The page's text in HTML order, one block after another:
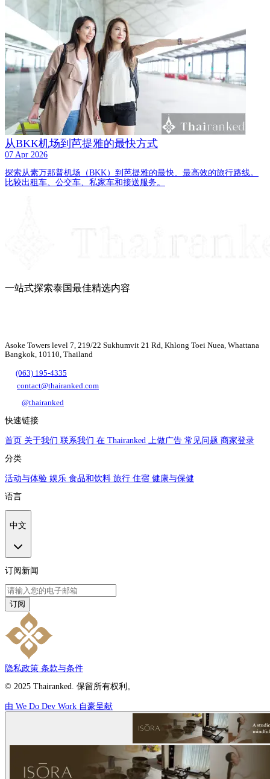
从BKK机场到芭提雅的最快方式
07 Apr 2026
探索从素万那普机场（BKK）到芭提雅的最快、最高效的旅行路线。
比较出租车、公交车、私家车和接送服务。
一站式探索泰国最佳精选内容
Asoke Towers level 7, 219/22 Sukhumvit 21 Rd, Khlong Toei Nuea, Whattana
Bangkok, 10110, Thailand
(063) 195-4335
contact@thairanked.com
@thairanked
快速链接
首页 关于我们 联系我们 在 Thairanked 上做广告 常见问题 商家登录
分类
活动与体验 娱乐 食品和饮料 旅行 住宿 健康与保健
语言
中文
订阅新闻
订阅
隐私政策 条款与条件
© 2025 Thairanked. 保留所有权利。
由 We Do Dev Work 自豪呈献